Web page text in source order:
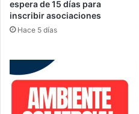
espera de 15 días para
inscribir asociaciones
Hace 5 días